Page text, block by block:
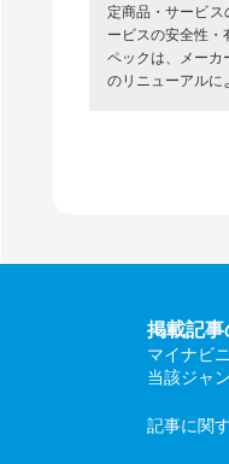
定商品・サービ
ービスの安全性
ペックは、メーカ
のリニューアルに
掲載記事
マイナビ
当該ジャ
記事に関